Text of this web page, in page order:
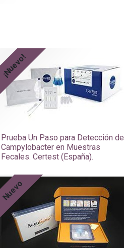
Prueba Un Paso para Detección de
Campylobacter en Muestras
Fecales. Certest (España).
¡Nuevo!
Nuevo